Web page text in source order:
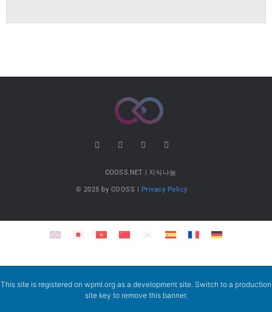
COOSS.NET | 지식나눔
© 2025 by COOSS | Privacy Policy
This site is registered on wpml.org as a development site. Switch to a production
site key to remove this banner.